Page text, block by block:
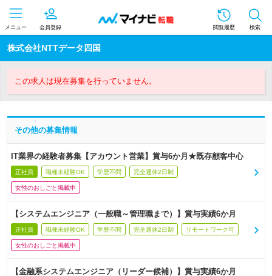
メニュー 会員登録 閲覧履歴 検索
株式会社NTTデータ四国
この求人は現在募集を行っていません。
その他の募集情報
IT業界の経験者募集【アカウント営業】賞与6か月★既存顧客中心
正社員 職種未経験OK 学歴不問 完全週休2日制
女性のおしごと掲載中
【システムエンジニア（一般職～管理職まで）】賞与実績6か月
正社員 職種未経験OK 学歴不問 完全週休2日制 リモートワーク可
女性のおしごと掲載中
【金融系システムエンジニア（リーダー候補）】賞与実績6か月